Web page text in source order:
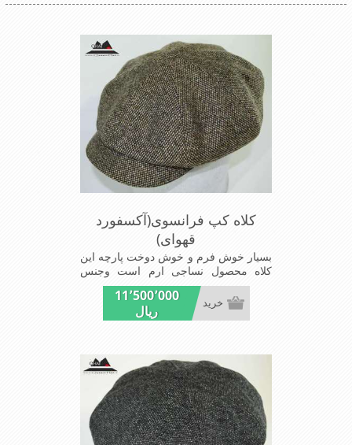
کلاه کپ فرانسوی(آکسفورد
قهوای)
بسیار خوش فرم و خوش دوخت پارچه این
کلاه محصول نساجی ارم است وجنس
پارچه این کلاه ضخامت پالتو رادارامی
باشد شیک و مد روز سبک و راحت
11٬500٬000
ریال
خرید